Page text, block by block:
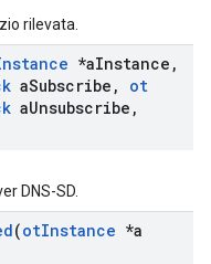
rilevata.
*aInstance ,
aSubscribe ,
ot
aUnsubscribe ,
DNS-SD.
(otInstance *a